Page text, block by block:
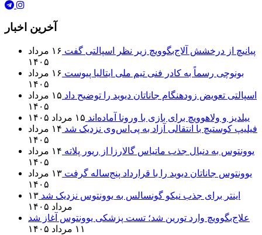
آخرین اخبار
پیانیچ از درخشش آلاج‌بگوویچ زیر نظر اسپالتی گفت
۱۶ مرداد
۱۴۰۵
بونوچی رسماً به کادر فنی تیم ملی ایتالیا پیوست
۱۶ مرداد
۱۴۰۵
اسپالتی تعویض زودهنگام جاناتان دیوید را توضیح داد
۱۵ مرداد
۱۴۰۵
ییلدیز و ولاهوویچ برای بازی با ورونا آماده‌اند ۱۵ مرداد ۱۴۰۵
فیلیپ کوستیچ با انتقالی آزاد به پی‌اس‌وی نزدیک شد
۱۴ مرداد
۱۴۰۵
یوونتوس به دنبال جذب ماتیاس گالارزا از ریور پلاته
۱۴ مرداد
۱۴۰۵
یوونتوس جاناتان دیوید را با قرارداد پنج‌ساله گرفت
۱۳ مرداد
۱۴۰۵
اینتر برای جذب نیکو گونسالس به یوونتوس نزدیک شد ۱۳
مرداد ۱۴۰۵
علاج‌بگوویچ وارد تورین شد؛ تست پزشکی یوونتوس آغاز شد
۱۱ مرداد ۱۴۰۵